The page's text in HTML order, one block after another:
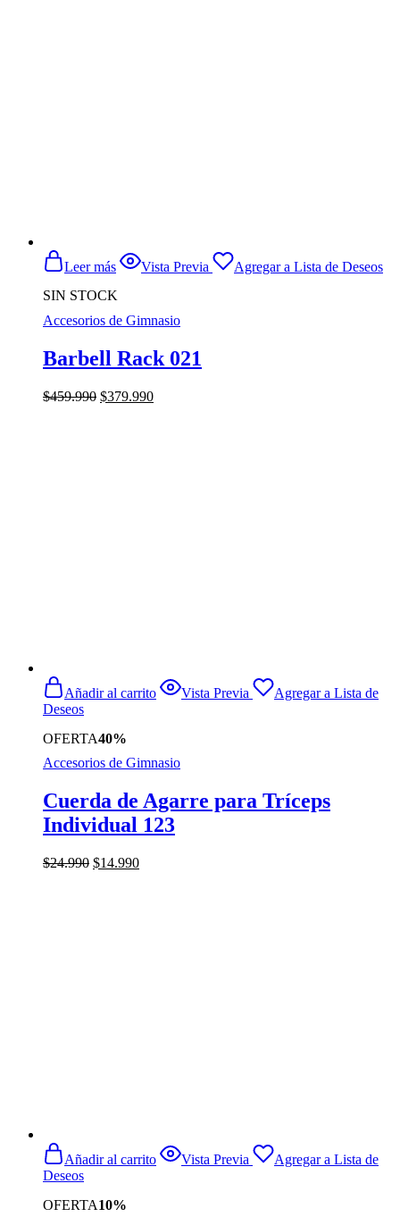
SIN STOCK
Leer más Vista Previa Agregar a Lista de Deseos
Accesorios de Gimnasio
Barbell Rack 021
$459.990 El
$379.990El
OFERTA40%
Añadir al carrito Vista Previa
Agregar a Lista de
Deseos
Accesorios de Gimnasio
Cuerda de Agarre para Tríceps
Individual 123
$24.990 El
$14.990El
OFERTA10%
Añadir al carrito Vista Previa
Agregar a Lista de
Deseos